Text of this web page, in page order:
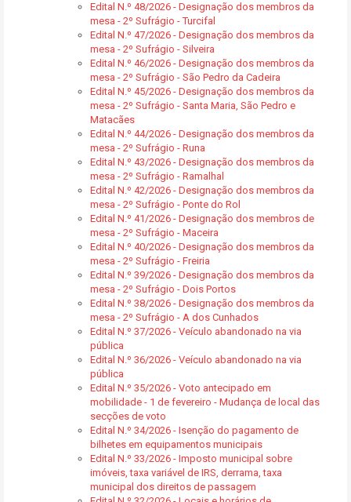
Edital N.º 48/2026 - Designação dos membros da
mesa - 2º Sufrágio - Turcifal
Edital N.º 47/2026 - Designação dos membros da
mesa - 2º Sufrágio - Silveira
Edital N.º 46/2026 - Designação dos membros da
mesa - 2º Sufrágio - São Pedro da Cadeira
Edital N.º 45/2026 - Designação dos membros da
mesa - 2º Sufrágio - Santa Maria, São Pedro e
Matacães
Edital N.º 44/2026 - Designação dos membros da
mesa - 2º Sufrágio - Runa
Edital N.º 43/2026 - Designação dos membros da
mesa - 2º Sufrágio - Ramalhal
Edital N.º 42/2026 - Designação dos membros da
mesa - 2º Sufrágio - Ponte do Rol
Edital N.º 41/2026 - Designação dos membros de
mesa - 2º Sufrágio - Maceira
Edital N.º 40/2026 - Designação dos membros da
mesa - 2º Sufrágio - Freiria
Edital N.º 39/2026 - Designação dos membros da
mesa - 2º Sufrágio - Dois Portos
Edital N.º 38/2026 - Designação dos membros da
mesa - 2º Sufrágio - A dos Cunhados
Edital N.º 37/2026 - Veículo abandonado na via
pública
Edital N.º 36/2026 - Veículo abandonado na via
pública
Edital N.º 35/2026 - Voto antecipado em
mobilidade - 1 de fevereiro - Mudança de local das
secções de voto
Edital N.º 34/2026 - Isenção do pagamento de
bilhetes em equipamentos municipais
Edital N.º 33/2026 - Imposto municipal sobre
imóveis, taxa variável de IRS, derrama, taxa
municipal dos direitos de passagem